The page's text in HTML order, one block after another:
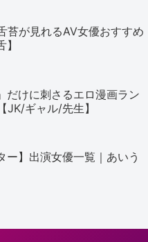
苔が見れるAV女優おすすめ
だけに刺さるエロ漫画ラン
JK/ギャル/先生】
ー】出演女優一覧｜あいう